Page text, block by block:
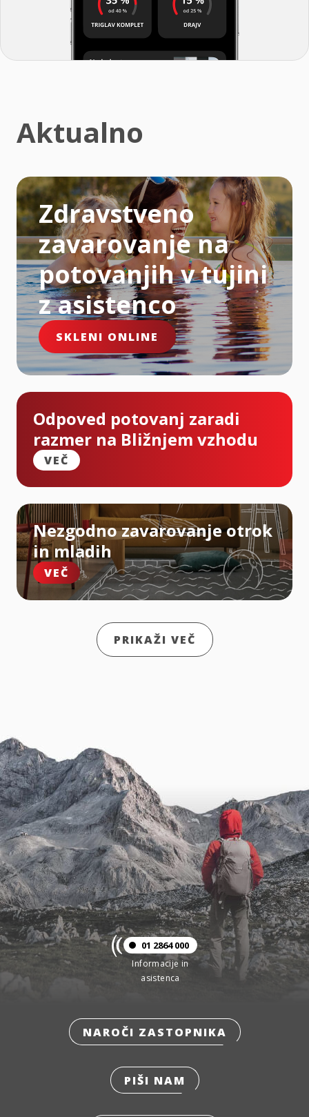
Aktualno
Zdravstveno
zavarovanje na
potovanjih v tujini
z asistenco
SKLENI ONLINE
Odpoved potovanj zaradi
razmer na Bližnjem vzhodu
VEČ
Nezgodno zavarovanje otrok
in mladih
VEČ
PRIKAŽI VEČ
01 2864 000
Informacije in
asistenca
NAROČI ZASTOPNIKA
PIŠI NAM